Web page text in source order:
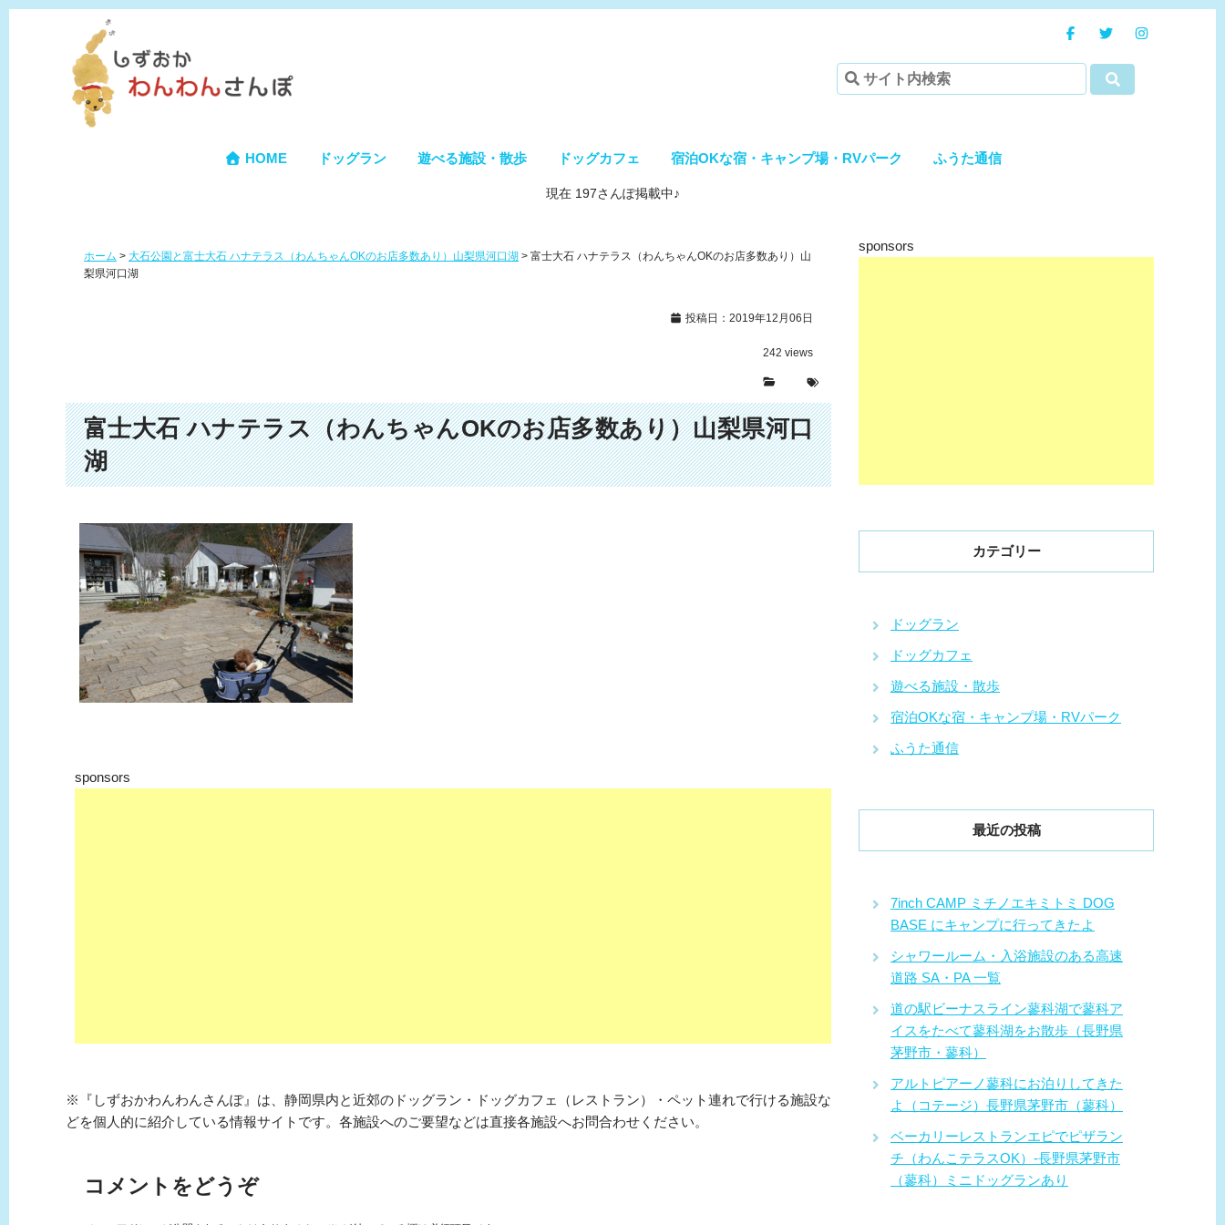
HOME ドッグラン 遊べる施設・散歩 ドッグカフェ 宿泊OKな宿・キャンプ場・RVパーク ふうた通信
現在 197さんぽ掲載中♪
ホーム > 大石公園と富士大石 ハナテラス（わんちゃんOKのお店多数あり）山梨県河口湖 > 富士大石 ハナテラス（わんちゃんOKのお店多数あり）山
梨県河口湖
投稿日：2019年12月06日
242 views
富士大石 ハナテラス（わんちゃんOKのお店多数あり）山梨県河口
湖
sponsors
※『しずおかわんわんさんぽ』は、静岡県内と近郊のドッグラン・ドッグカフェ（レストラン）・ペット連れで行ける施設な
どを個人的に紹介している情報サイトです。各施設へのご要望などは直接各施設へお問合わせください。
コメントをどうぞ
sponsors
カテゴリー
ドッグラン
ドッグカフェ
遊べる施設・散歩
宿泊OKな宿・キャンプ場・RVパーク
ふうた通信
最近の投稿
7inch CAMP ミチノエキミトミ DOG
BASE にキャンプに行ってきたよ
シャワールーム・入浴施設のある高速
道路 SA・PA 一覧
道の駅ビーナスライン蓼科湖で蓼科ア
イスをたべて蓼科湖をお散歩（長野県
茅野市・蓼科）
アルトピアーノ蓼科にお泊りしてきた
よ（コテージ）長野県茅野市（蓼科）
ベーカリーレストランエピでピザラン
チ（わんこテラスOK）-長野県茅野市
（蓼科）ミニドッグランあり